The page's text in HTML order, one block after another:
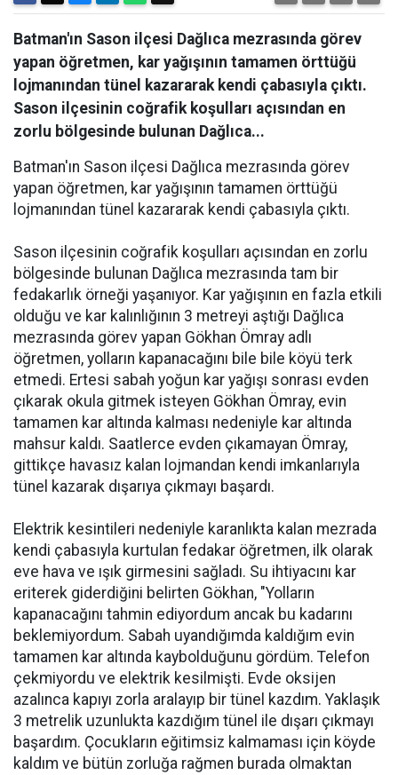
Batman'ın Sason ilçesi Dağlıca mezrasında görev
yapan öğretmen, kar yağışının tamamen örttüğü
lojmanından tünel kazararak kendi çabasıyla çıktı.
Sason ilçesinin coğrafik koşulları açısından en
zorlu bölgesinde bulunan Dağlıca...
Batman'ın Sason ilçesi Dağlıca mezrasında görev
yapan öğretmen, kar yağışının tamamen örttüğü
lojmanından tünel kazararak kendi çabasıyla çıktı.
Sason ilçesinin coğrafik koşulları açısından en zorlu
bölgesinde bulunan Dağlıca mezrasında tam bir
fedakarlık örneği yaşanıyor. Kar yağışının en fazla etkili
olduğu ve kar kalınlığının 3 metreyi aştığı Dağlıca
mezrasında görev yapan Gökhan Ömray adlı
öğretmen, yolların kapanacağını bile bile köyü terk
etmedi. Ertesi sabah yoğun kar yağışı sonrası evden
çıkarak okula gitmek isteyen Gökhan Ömray, evin
tamamen kar altında kalması nedeniyle kar altında
mahsur kaldı. Saatlerce evden çıkamayan Ömray,
gittikçe havasız kalan lojmandan kendi imkanlarıyla
tünel kazarak dışarıya çıkmayı başardı.
Elektrik kesintileri nedeniyle karanlıkta kalan mezrada
kendi çabasıyla kurtulan fedakar öğretmen, ilk olarak
eve hava ve ışık girmesini sağladı. Su ihtiyacını kar
eriterek giderdiğini belirten Gökhan, "Yolların
kapanacağını tahmin ediyordum ancak bu kadarını
beklemiyordum. Sabah uyandığımda kaldığım evin
tamamen kar altında kaybolduğunu gördüm. Telefon
çekmiyordu ve elektrik kesilmişti. Evde oksijen
azalınca kapıyı zorla aralayıp bir tünel kazdım. Yaklaşık
3 metrelik uzunlukta kazdığım tünel ile dışarı çıkmayı
başardım. Çocukların eğitimsiz kalmaması için köyde
kaldım ve bütün zorluğa rağmen burada olmaktan